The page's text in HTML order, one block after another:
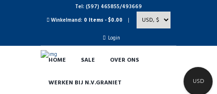
Tel: (597) 465855/493669
Winkelmand: 0 Items-$0.00
Login
HOME SALE OVER ONS
WERKEN BIJ N.V.GRANIET USD